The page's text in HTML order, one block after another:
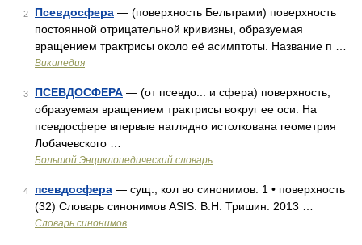
2 Псевдосфера — (поверхность Бельтрами) поверхность
постоянной отрицательной кривизны, образуемая
вращением трактрисы около её асимптоты. Название п …
Википедия
3 ПСЕВДОСФЕРА — (от псевдо... и сфера) поверхность,
образуемая вращением трактрисы вокруг ее оси. На
псевдосфере впервые наглядно истолкована геометрия
Лобачевского …
Большой Энциклопедический словарь
4 псевдосфера — сущ., кол во синонимов: 1 • поверхность
(32) Словарь синонимов ASIS. В.Н. Тришин. 2013 …
Словарь синонимов